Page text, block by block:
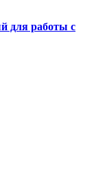
для работы с